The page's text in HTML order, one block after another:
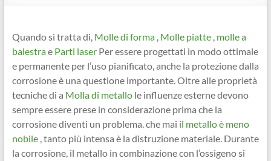
Quando si tratta di,Molle di forma,Molle piatte,molle a
balestraeParti laserPer essere progettati in modo ottimale
e permanente per l’uso pianificato, anche la protezione dalla
corrosione è una questione importante. Oltre alle proprietà
tecniche di a Molla di metallole influenze esterne devono
sempre essere prese in considerazione prima che la
corrosione diventi un problema. che mai il metallo è meno
nobile, tanto più intensa è la distruzione materiale. Durante
la corrosione, il metallo in combinazione con l’ossigeno si